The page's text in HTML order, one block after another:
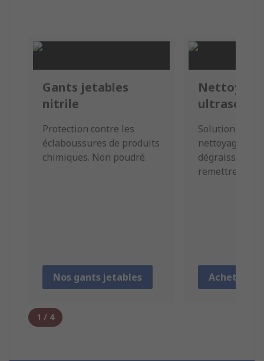
Gants jetables
nitrile
Protection contre les
éclaboussures de produits
chimiques. Non poudré.
Nos gants jetables
Nettoyeur
ultrason
Solution
nettoyage
dégraissage,
remettre tout
Achetez ici
1 / 4